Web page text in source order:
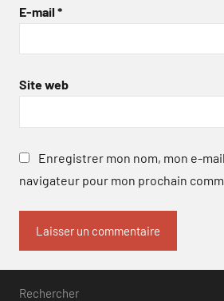
E-mail *
Site web
Enregistrer mon nom, mon e-
navigateur pour mon prochain
Rechercher